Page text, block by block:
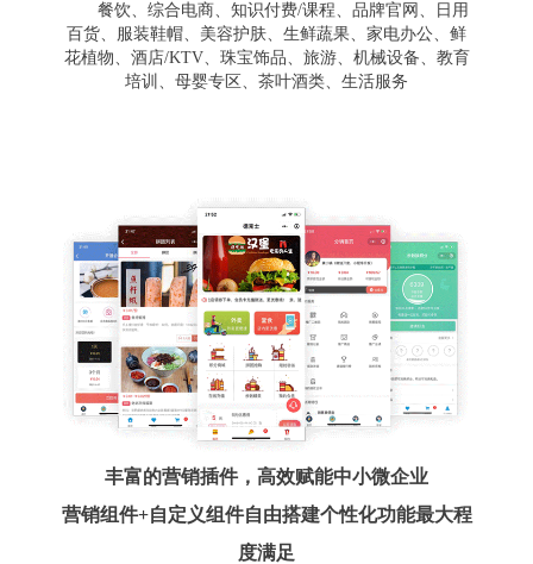
餐饮、综合电商、知识付费/课程、品牌官网、日用
百货、服装鞋帽、美容护肤、生鲜蔬果、家电办公、鲜
花植物、酒店/KTV、珠宝饰品、旅游、机械设备、教育
培训、母婴专区、茶叶酒类、生活服务
丰富的营销插件，高效赋能中小微企业
营销组件+自定义组件自由搭建个性化功能最大程
度满足